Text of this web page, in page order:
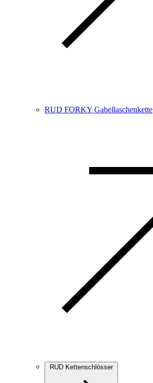
RUD FORKY Gabellaschenkette
RUD Kettenschlösser